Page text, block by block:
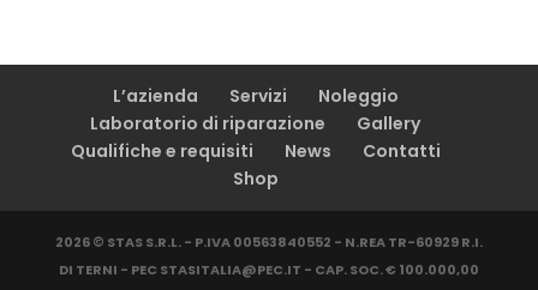
L’azienda Servizi
Noleggio
Laboratorio di riparazione
Gallery
Qualifiche e requisiti
News
Contatti
Shop
2026 © STAS S.R.L. - P.IVA 00563840552 - N.REA TR-60929 R.I.
DI TERNI - PEC STASITALIA@PEC.IT - CAP. SOC. € 100.000,00